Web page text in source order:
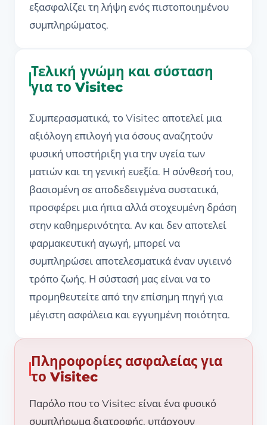
εξασφαλίζει τη λήψη ενός πιστοποιημένου
συμπληρώματος.
Τελική γνώμη και σύσταση
για το Visitec
Συμπερασματικά, το Visitec αποτελεί μια
αξιόλογη επιλογή για όσους αναζητούν
φυσική υποστήριξη για την υγεία των
ματιών και τη γενική ευεξία. Η σύνθεσή του,
βασισμένη σε αποδεδειγμένα συστατικά,
προσφέρει μια ήπια αλλά στοχευμένη δράση
στην καθημερινότητα. Αν και δεν αποτελεί
φαρμακευτική αγωγή, μπορεί να
συμπληρώσει αποτελεσματικά έναν υγιεινό
τρόπο ζωής. Η σύστασή μας είναι να το
προμηθευτείτε από την επίσημη πηγή για
μέγιστη ασφάλεια και εγγυημένη ποιότητα.
Πληροφορίες ασφαλείας για
το Visitec
Παρόλο που το Visitec είναι ένα φυσικό
συμπλήρωμα διατροφής, υπάρχουν